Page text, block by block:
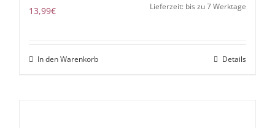
13,99€ Lieferzeit: bis zu 7 Werktage
In den Warenkorb Details